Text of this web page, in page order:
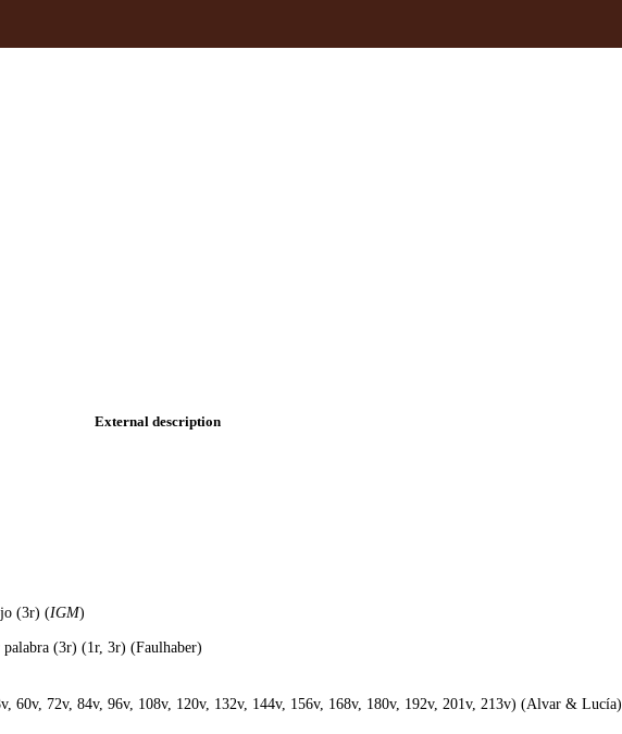
External description
(3r) (IGM)
(3r) (1r, 3r) (Faulhaber)
60v, 72v, 84v, 96v, 108v, 120v, 132v, 144v, 156v, 168v, 180v, 192v, 201v, 213v) (Alvar & Lucía)